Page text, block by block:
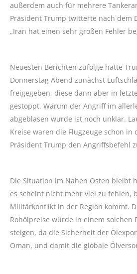
außerdem auch für mehrere
Präsident Trump twitterte nach dem
„Iran hat einen sehr großen Fehler
Neuesten Berichten zufolge hatte
Donnerstag Abend zunächst
freigegeben, diese dann aber in
gestoppt. Warum der Angriff im
abgeblasen wurde ist noch unklar.
Kreise waren die Flugzeuge schon in
Präsident Trump den Angriffsbefehl
Die Situation im Nahen Osten bleibt
es scheint nicht mehr viel zu fehlen,
Militärkonflikt in der Region kommt.
Rohölpreise würde in einem solchen
steigen, da die Sicherheit der
Oman, und damit die globale